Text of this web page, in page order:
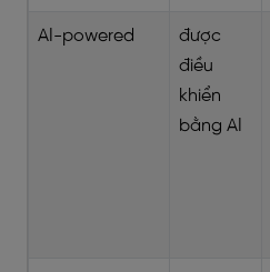
AI-powered
được
điều
khiển
bằng AI